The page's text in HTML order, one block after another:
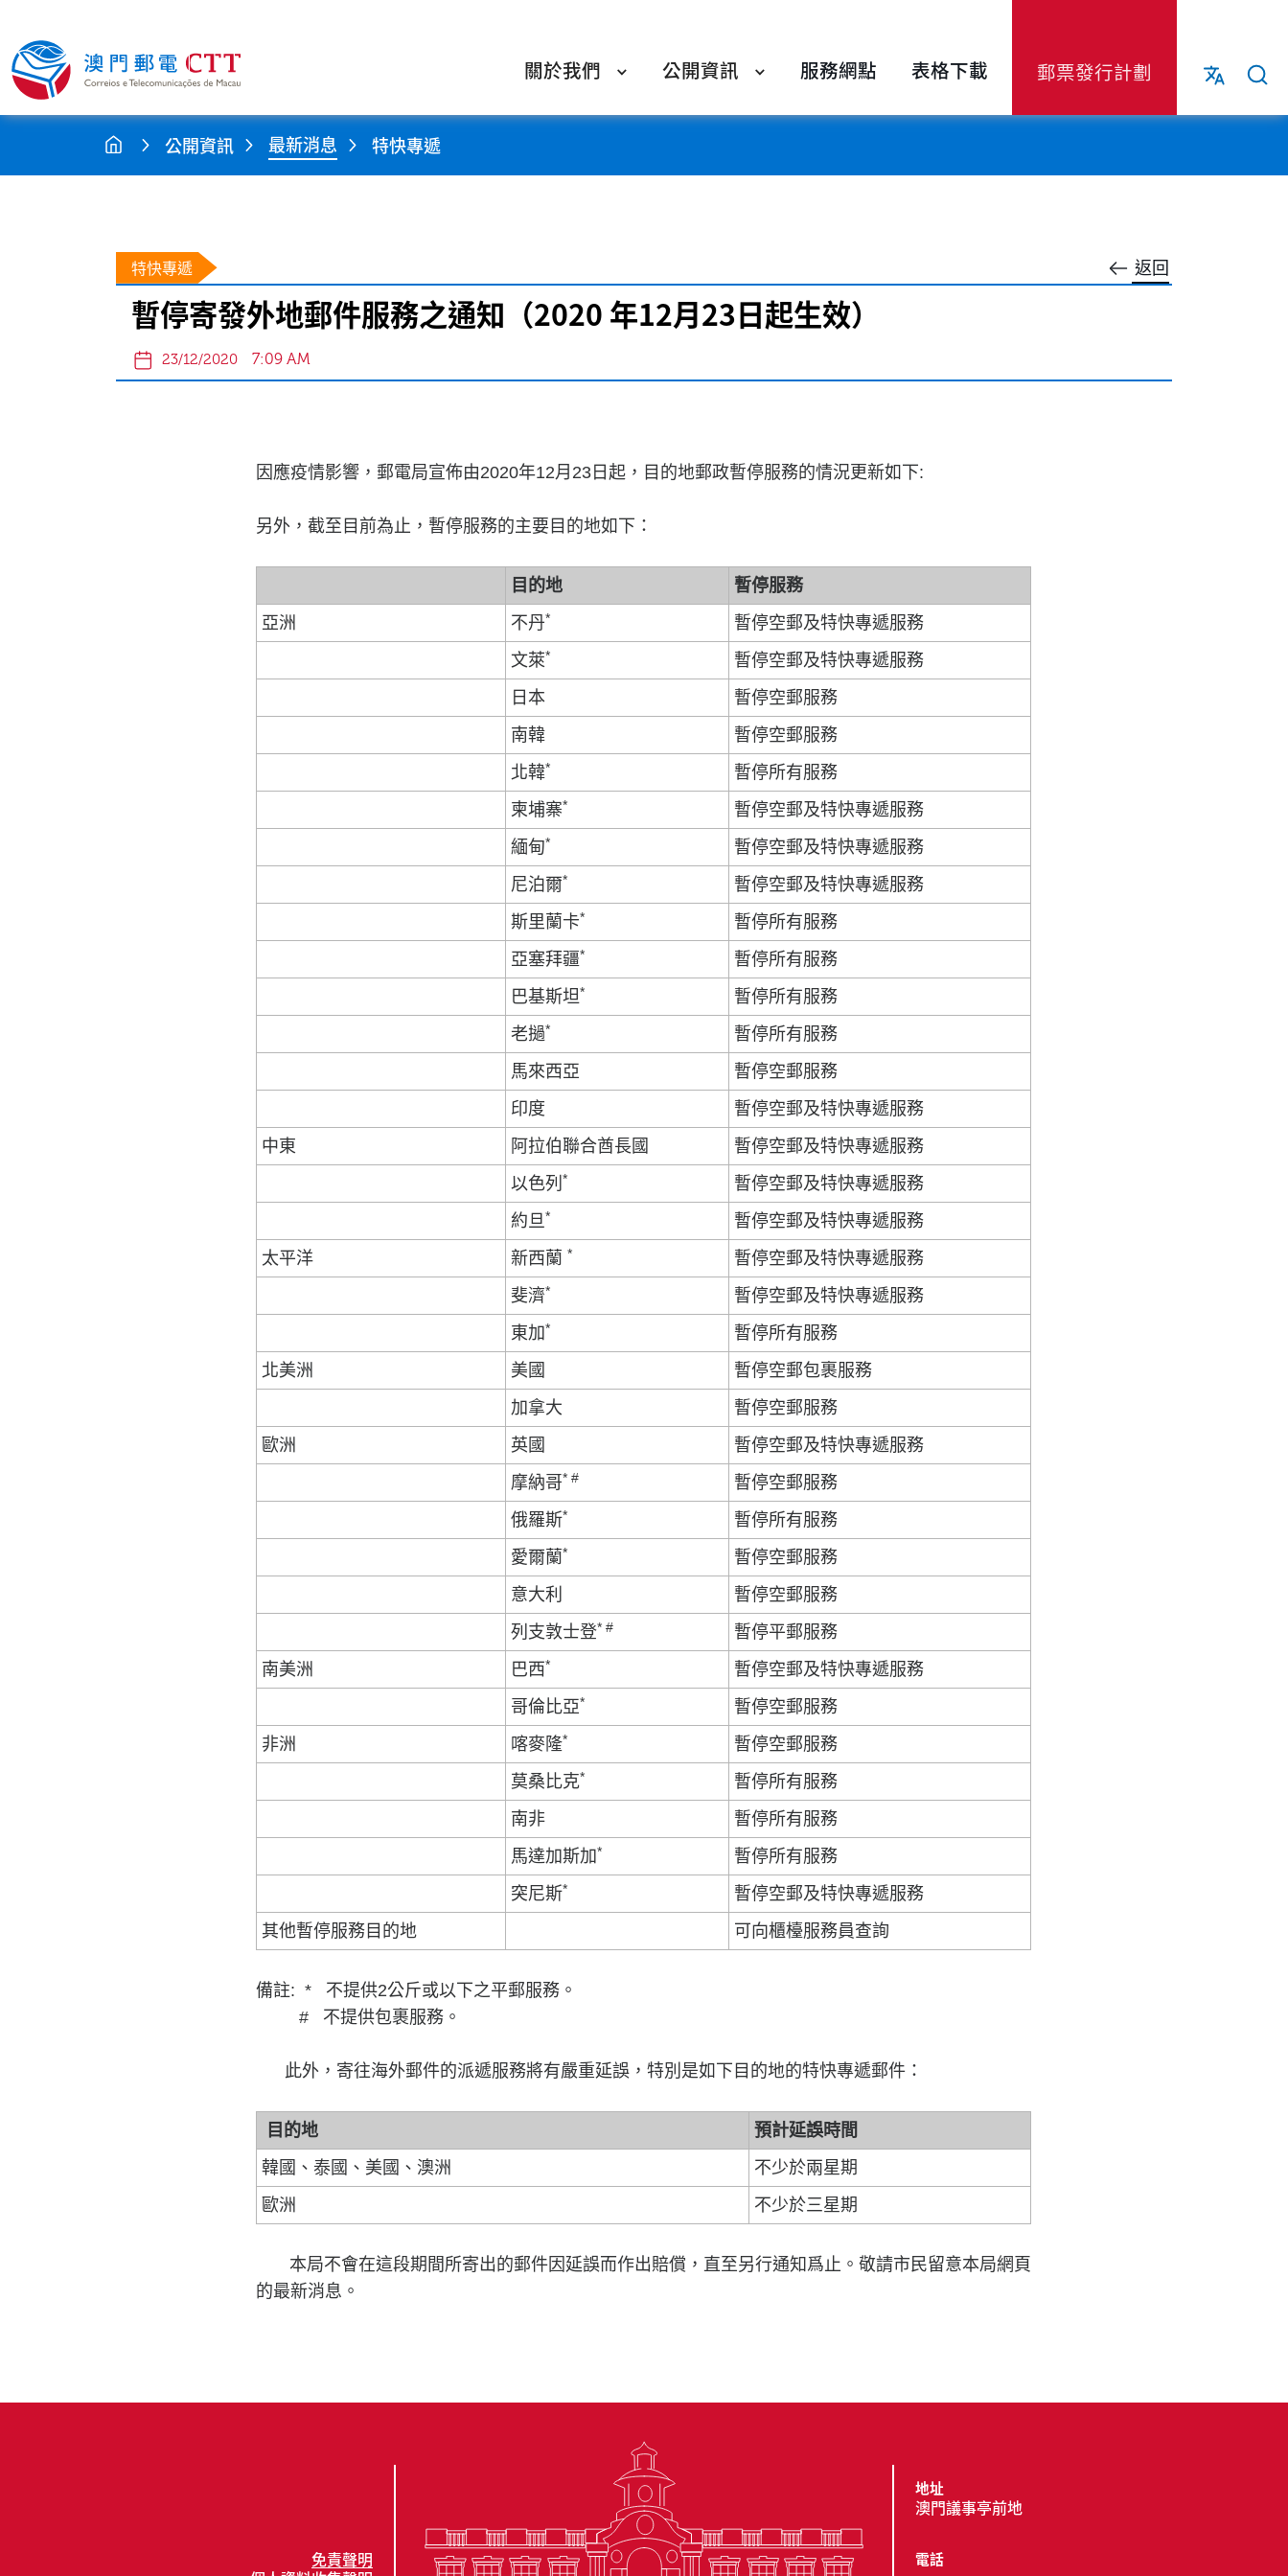
關於我們 公開資訊 服務網點 表格下載 郵票發行計劃
公開資訊 最新消息 特快專遞
返回
特快專遞
暫停寄發外地郵件服務之通知（2020 年12月23日起生效）
23/12/2020 7:09 AM
因應疫情影響，郵電局宣佈由2020年12月23日起，目的地郵政暫停服務的情況更新如下:
另外，截至目前為止，暫停服務的主要目的地如下：
目的地
暫停服務
亞洲
不丹*
暫停空郵及特快專遞服務
文萊*
暫停空郵及特快專遞服務
日本
暫停空郵服務
南韓
暫停空郵服務
北韓*
暫停所有服務
柬埔寨*
暫停空郵及特快專遞服務
緬甸*
暫停空郵及特快專遞服務
尼泊爾*
暫停空郵及特快專遞服務
斯里蘭卡*
暫停所有服務
亞塞拜疆*
暫停所有服務
巴基斯坦*
暫停所有服務
老撾*
暫停所有服務
馬來西亞
暫停空郵服務
印度
暫停空郵及特快專遞服務
中東
阿拉伯聯合酋長國
暫停空郵及特快專遞服務
以色列 *
暫停空郵及特快專遞服務
約旦*
暫停空郵及特快專遞服務
太平洋
新西蘭 *
暫停空郵及特快專遞服務
斐濟*
暫停空郵及特快專遞服務
東加 *
暫停所有服務
北美洲
美國
暫停空郵包裹服務
加拿大
暫停空郵服務
歐洲
英國
暫停空郵及特快專遞服務
摩納哥* #
暫停空郵服務
俄羅斯*
暫停所有服務
愛爾蘭*
暫停空郵服務
意大利
暫停空郵服務
列支敦士登* #
暫停平郵服務
南美洲
巴西*
暫停空郵及特快專遞服務
哥倫比亞*
暫停空郵服務
非洲
喀麥隆*
暫停空郵服務
莫桑比克*
暫停所有服務
南非
暫停所有服務
馬達加斯加 *
暫停所有服務
突尼斯*
暫停空郵及特快專遞服務
其他暫停服務目的地
可向櫃檯服務員查詢
備註: * 不提供2公斤或以下之平郵服務。
# 不提供包裹服務。
此外，寄往海外郵件的派遞服務將有嚴重延誤，特別是如下目的地的特快專遞郵件：
目的地
預計延誤時間
韓國、泰國、美國、澳洲
不少於兩星期
歐洲
不少於三星期
本局不會在這段期間所寄出的郵件因延誤而作出賠償，直至另行通知爲止。敬請市民留意本局網頁
的最新消息。
免責聲明
地址
澳門議事亭前地
電話